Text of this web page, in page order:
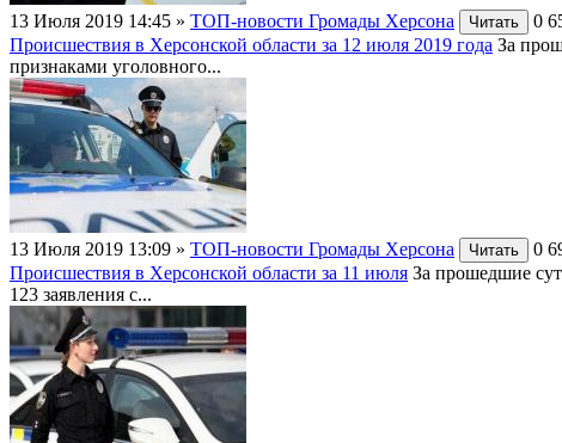
13 Июля 2019 14:45 » ТОП-новости Громады Херсона Читать 0
Происшествия в Херсонской области за 12 июля 2019 года За
признаками уголовного...
13 Июля 2019 13:09 » ТОП-новости Громады Херсона Читать 0
Происшествия в Херсонской области за 11 июля За прошедшие
123 заявления с...